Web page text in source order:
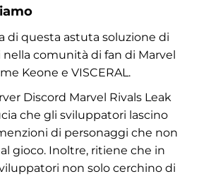
di questa astuta soluzione di
comunità di fan di Marvel
Keone e VISCERAL.
Discord Marvel Rivals Leak
che gli sviluppatori lascino
di personaggi che non
gioco. Inoltre, ritiene che in
non solo cerchino di